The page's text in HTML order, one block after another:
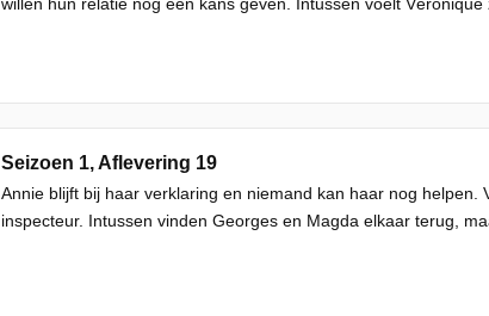
Seizoen 1, Aflevering 19
Annie blijft bij haar verklaring en niemand kan haar nog
inspecteur. Intussen vinden Georges en Magda elkaar terug,